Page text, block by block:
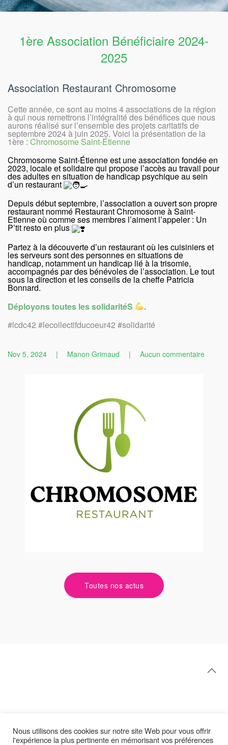
1ère Association Bénéficiaire 2024-
2025
Association Restaurant Chromosome
Cette année, ce sont au moins 4 associations de la région
à qui nous remettrons l’intégralité des bénéfices que nous
aurons réalisé sur l’ensemble des projets caritatifs de
septembre 2024 à juin 2025. Voici la présentation de la
1ère : Chromosome Saint-Étienne
Chromosome Saint-Étienne est une association fondée en
2023, locale et solidaire qui propose l’accès au travail pour
des adultes en situation de handicap psychique au sein
d’un restaurant
Depuis début septembre, l’association a ouvert son propre
restaurant nommé Restaurant Chromosome à Saint-
Etienne où comme ses membres l’aiment l’appeler : Un
P’tit resto en plus
Partez à la découverte d’un restaurant où les cuisiniers et
les serveurs sont des personnes en situations de
handicap, notamment un handicap lié à la trisomie,
accompagnés par des bénévoles de l’association. Le tout
sous la direction et les conseils de la cheffe Patricia
Bonnard.
Déployons toutes les solidaritéS
.
#lcdc42 #lecollectifducoeur42 #solidarité
Nov 5, 2024 | Manon Grimaud | Aucun commentairesur
Toutes nos actus
Nous utilisons des cookies sur notre site Web pour vous offrir
l'expérience la plus pertinente en mémorisant vos préférences